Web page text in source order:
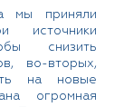
мы приняли
источники
снизить
во-вторых,
на новые
огромная